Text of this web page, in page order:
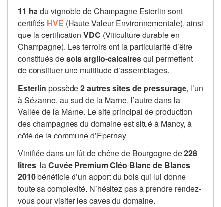
11 hadu vignoble de Champagne Esterlin sont
certifiés HVE (Haute Valeur Environnementale), ainsi
que la certification VDC (Viticulture durable en
Champagne). Les terroirs ont la particularité d’être
constitués desols argilo-calcairesqui permettent
de constituer une multitude d’assemblages.
Esterlin possède2 autres sites de pressurage, l’un
à Sézanne, au sud de la Marne, l’autre dans la
Vallée de la Marne. Le site principal de production
des champagnes du domaine est situé à Mancy, à
côté de la commune d’Epernay.
Vinifiée dans un fût de chêne de Bourgogne de228
litres, laCuvée Premium Cléo Blanc de Blancs
2010bénéficie d’un apport du bois qui lui donne
toute sa complexité. N’hésitez pas à prendre rendez-
vous pour visiter les caves du domaine.